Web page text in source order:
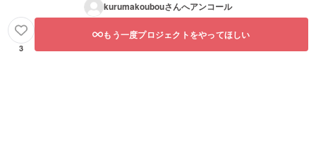
kurumakoubouさんへアンコール
3
もう一度プロジェクトをやってほしい